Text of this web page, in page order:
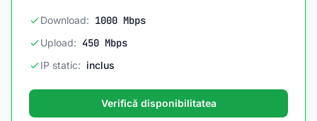
Download: 1000 Mbps
Upload: 450 Mbps
IP static: inclus
Verifică disponibilitatea